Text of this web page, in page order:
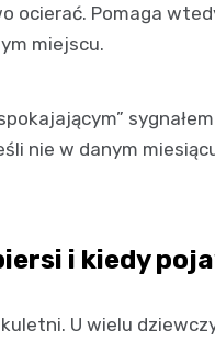
ocierać. Pomaga
miejscu.
nie w danym
i kiedy
U wielu